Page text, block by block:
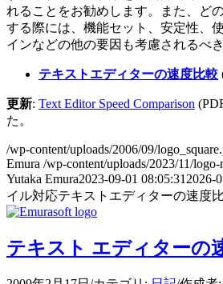
れることをお勧めします。また、ど
する際には、機能セット、安定性、
インなどの他の要因も考慮されるべき
テキストエディターの速度比較
更新: Text Editor Speed Comparison
た。
/wp-content/uploads/2006/09/
Emura /wp-content/uploads/2023/11/
Yutaka Emura2023-09-01 08:05:31 2026-
イル対応テキストエディターの速度
テキスト エディターの